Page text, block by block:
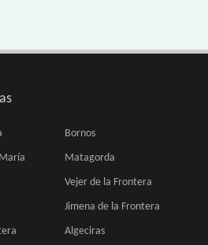
Bornos
Matagorda
Vejer de la Frontera
Jimena de la Frontera
Algeciras